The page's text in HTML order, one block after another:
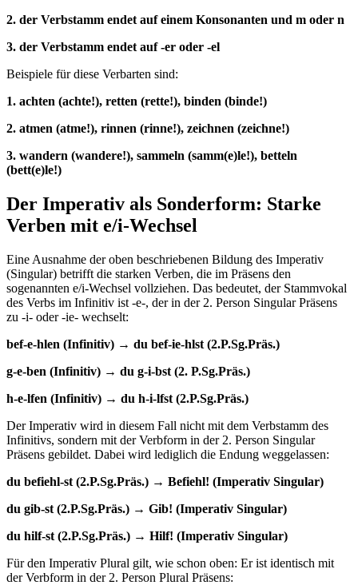
2. der Verbstamm endet auf einem Konsonanten und m oder n
3. der Verbstamm endet auf -er oder -el
Beispiele für diese Verbarten sind:
1. achten (achte!), retten (rette!), binden (binde!)
2. atmen (atme!), rinnen (rinne!), zeichnen (zeichne!)
3. wandern (wandere!), sammeln (samm(e)le!), betteln
(bett(e)le!)
Der Imperativ als Sonderform: Starke
Verben mit e/i-Wechsel
Eine Ausnahme der oben beschriebenen Bildung des Imperativ
(Singular) betrifft die starken Verben, die im Präsens den
sogenannten e/i-Wechsel vollziehen. Das bedeutet, der Stammvokal
des Verbs im Infinitiv ist -e-, der in der 2. Person Singular Präsens
zu -i- oder -ie- wechselt:
bef-e-hlen (Infinitiv) → du bef-ie-hlst (2.P.Sg.Präs.)
g-e-ben (Infinitiv) → du g-i-bst (2. P.Sg.Präs.)
h-e-lfen (Infinitiv) → du h-i-lfst (2.P.Sg.Präs.)
Der Imperativ wird in diesem Fall nicht mit dem Verbstamm des
Infinitivs, sondern mit der Verbform in der 2. Person Singular
Präsens gebildet. Dabei wird lediglich die Endung weggelassen:
du befiehl-st (2.P.Sg.Präs.) → Befiehl! (Imperativ Singular)
du gib-st (2.P.Sg.Präs.) → Gib! (Imperativ Singular)
du hilf-st (2.P.Sg.Präs.) → Hilf! (Imperativ Singular)
Für den Imperativ Plural gilt, wie schon oben: Er ist identisch mit
der Verbform in der 2. Person Plural Präsens: